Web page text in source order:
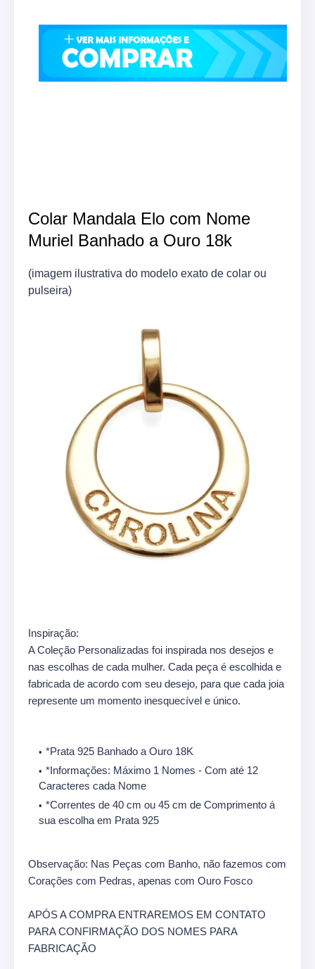
Colar Mandala Elo com Nome
Muriel Banhado a Ouro 18k
(imagem ilustrativa do modelo exato de colar ou
pulseira)
Inspiração:
A Coleção Personalizadas foi inspirada nos desejos e
nas escolhas de cada mulher. Cada peça é escolhida e
fabricada de acordo com seu desejo, para que cada joia
represente um momento inesquecível e único.
*Prata 925 Banhado a Ouro 18K
*Informações: Máximo 1 Nomes - Com até 12
Caracteres cada Nome
*Correntes de 40 cm ou 45 cm de Comprimento á
sua escolha em Prata 925
Observação: Nas Peças com Banho, não fazemos com
Corações com Pedras, apenas com Ouro Fosco
APÓS A COMPRA ENTRAREMOS EM CONTATO
PARA CONFIRMAÇÃO DOS NOMES PARA
FABRICAÇÃO